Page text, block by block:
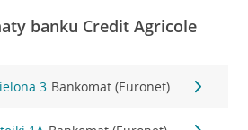
banku Credit Agricole
3 Bankomat (Euronet)